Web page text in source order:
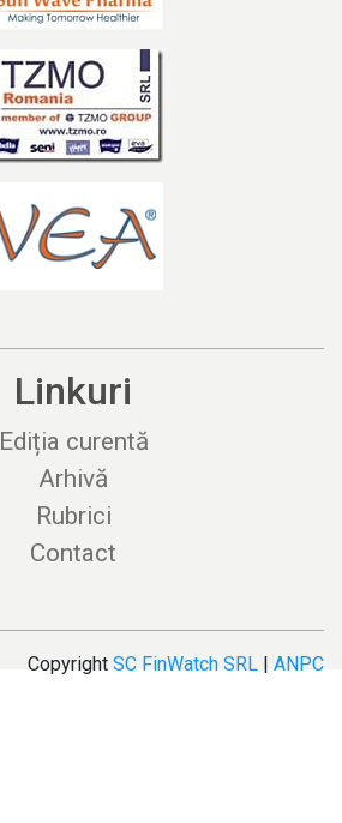
Linkuri
Ediția curentă
Arhivă
Rubrici
Contact
Copyright SC FinWatch SRL | ANPC